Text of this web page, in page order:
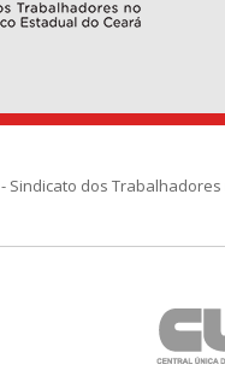
- Sindicato dos